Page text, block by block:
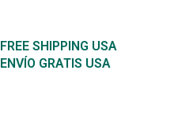
FREE SHIPPING USA
ENVÍO GRATIS USA